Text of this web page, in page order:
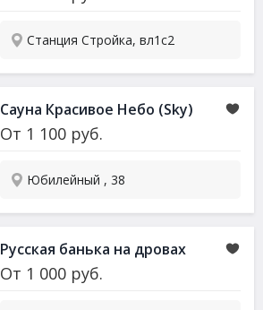
Станция Стройка, вл1с2
Сауна Красивое Небо (Sky)
От 1 100 руб.
Юбилейный , 38
Русская банька на дровах
От 1 000 руб.